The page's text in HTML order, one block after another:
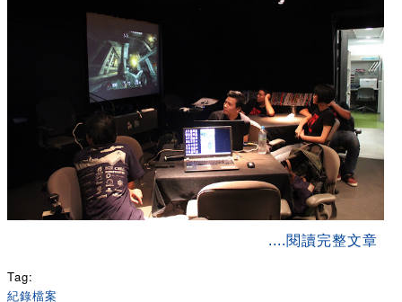
....閱讀完整文章
about 獨立遊戲開發者分享會 141026 活動紀錄
Tag:
紀錄檔案